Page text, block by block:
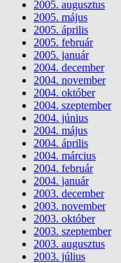
2005. augusztus
2005. május
2005. április
2005. február
2005. január
2004. december
2004. november
2004. október
2004. szeptember
2004. június
2004. május
2004. április
2004. március
2004. február
2004. január
2003. december
2003. november
2003. október
2003. szeptember
2003. augusztus
2003. július